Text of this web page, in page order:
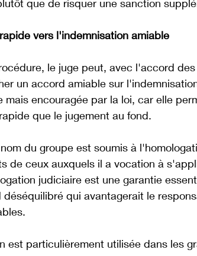
que de risquer une sanction
vers l'indemnisation amiable
le juge peut, avec l'accord
un accord amiable sur
mais encouragée par la loi, car elle
que le jugement au fond.
du groupe est soumis à
de ceux auxquels il a vocation à
judiciaire est une garantie
qui avantagerait le
est particulièrement utilisée dans les